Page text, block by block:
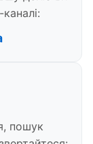
пошук